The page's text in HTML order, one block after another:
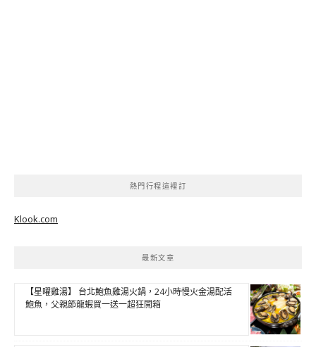
熱門行程這裡訂
Klook.com
最新文章
【星曜雞湯】 台北鮑魚雞湯火鍋，24小時慢火金湯配活
鮑魚，父親節龍蝦買一送一超狂開箱